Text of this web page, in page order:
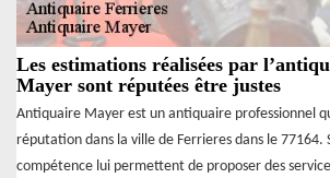
Les estimations réalisées par
Mayer sont réputées être justes
Antiquaire Mayer est un antiquaire professionnel
réputation dans la ville de Ferrieres dans le 77164.
compétence lui permettent de proposer des